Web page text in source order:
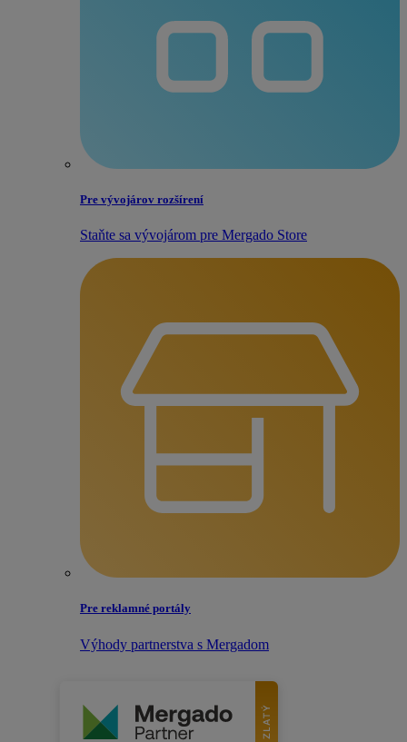
Pre vývojárov rozšírení
Staňte sa vývojárom pre Mergado Store
Pre reklamné portály
Výhody partnerstva s Mergadom